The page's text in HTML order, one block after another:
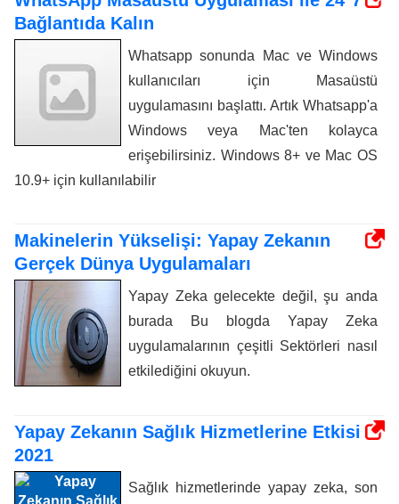
Bağlantıda Kalın
Whatsapp sonunda Mac ve Windows
kullanıcıları için Masaüstü
uygulamasını başlattı. Artık Whatsapp'a
Windows veya Mac'ten kolayca
erişebilirsiniz. Windows 8+ ve Mac OS
10.9+ için kullanılabilir
Makinelerin Yükselişi: Yapay Zekanın
Gerçek Dünya Uygulamaları
Yapay Zeka gelecekte değil, şu anda
burada Bu blogda Yapay Zeka
uygulamalarının çeşitli Sektörleri nasıl
etkilediğini okuyun.
Yapay Zekanın Sağlık Hizmetlerine Etkisi
2021
Sağlık hizmetlerinde yapay zeka, son